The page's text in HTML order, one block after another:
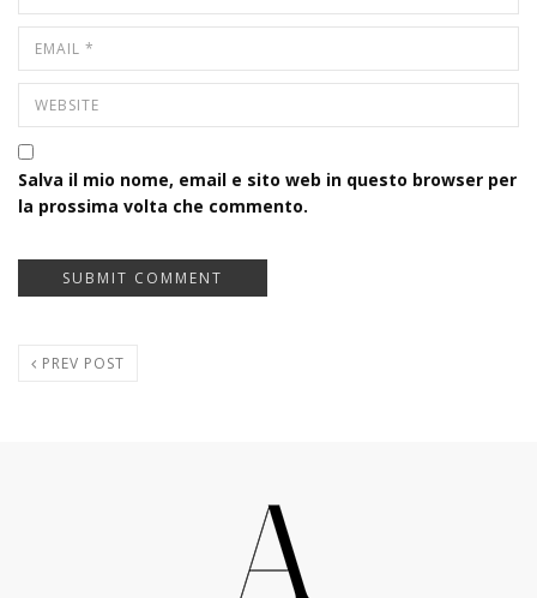
Salva il mio nome, email e sito web in questo browser per
la prossima volta che commento.
PREV POST